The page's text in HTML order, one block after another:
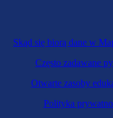
Skąd się biorą dane w
Często zadawane
Otwarte zasoby
Polityka